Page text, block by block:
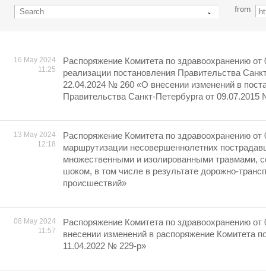
from
16 May 2024
11:25
Распоряжение Комитета по здравоохранению
реализации постановления Правительства
22.04.2024 № 260 «О внесении изменений в
Правительства Санкт-Петербурга от 09.07.2015
13 May 2024
12:18
Распоряжение Комитета по здравоохранению
маршрутизации несовершеннолетних
множественными и изолированными травмами,
шоком, в том числе в результате дорожно-
происшествий»
08 May 2024
11:57
Распоряжение Комитета по здравоохранению
внесении изменений в распоряжение Комитета
11.04.2022 № 229-р»